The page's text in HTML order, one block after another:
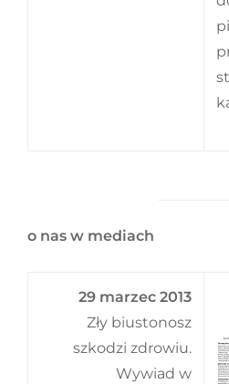
o nas w mediach
29 marzec 2013
Zły biustonosz
szkodzi zdrowiu.
Wywiad w